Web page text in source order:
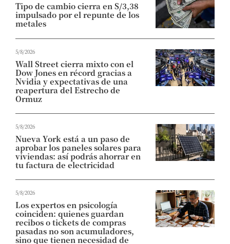
Tipo de cambio cierra en S/3,38
impulsado por el repunte de los
metales
5/8/2026
Wall Street cierra mixto con el
Dow Jones en récord gracias a
Nvidia y expectativas de una
reapertura del Estrecho de
Ormuz
5/8/2026
Nueva York está a un paso de
aprobar los paneles solares para
viviendas: así podrás ahorrar en
tu factura de electricidad
5/8/2026
Los expertos en psicología
coinciden: quienes guardan
recibos o tickets de compras
pasadas no son acumuladores,
sino que tienen necesidad de